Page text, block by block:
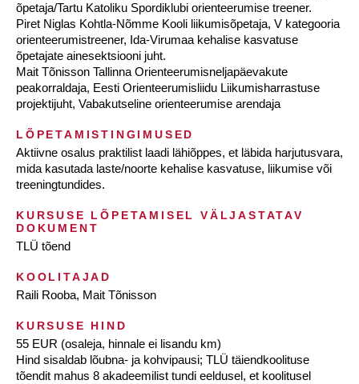
õpetaja/Tartu Katoliku Spordiklubi orienteerumise treener.
Piret Niglas Kohtla-Nõmme Kooli liikumisõpetaja, V kategooria
orienteerumistreener, Ida-Virumaa kehalise kasvatuse
õpetajate ainesektsiooni juht.
Mait Tõnisson Tallinna Orienteerumisneljapäevakute
peakorraldaja, Eesti Orienteerumisliidu Liikumisharrastuse
projektijuht, Vabakutseline orienteerumise arendaja
LÕPETAMISTINGIMUSED
Aktiivne osalus praktilist laadi lähiõppes, et läbida harjutusvara,
mida kasutada laste/noorte kehalise kasvatuse, liikumise või
treeningtundides.
KURSUSE LÕPETAMISEL VÄLJASTATAV
DOKUMENT
TLÜ tõend
KOOLITAJAD
Raili Rooba, Mait Tõnisson
KURSUSE HIND
55 EUR (osaleja, hinnale ei lisandu km)
Hind sisaldab lõubna- ja kohvipausi; TLÜ täiendkoolituse
tõendit mahus 8 akadeemilist tundi eeldusel, et koolitusel